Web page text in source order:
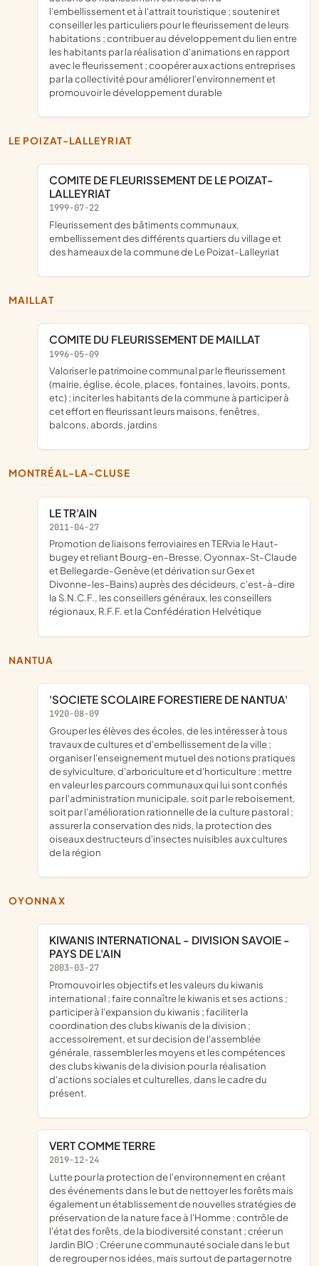
l'embellissement et à l'attrait touristique ; soutenir et
conseiller les particuliers pour le fleurissement de leurs
habitations ; contribuer au développement du lien entre
les habitants par la réalisation d'animations en rapport
avec le fleurissement ; coopérer aux actions entreprises
par la collectivité pour améliorer l'environnement et
promouvoir le développement durable
LE POIZAT-LALLEYRIAT
COMITE DE FLEURISSEMENT DE LE POIZAT-
LALLEYRIAT
1999-07-22
fleurissement des bâtiments communaux,
embellissement des différents quartiers du village et
des hameaux de la commune de Le Poizat-Lalleyriat
MAILLAT
COMITE DU FLEURISSEMENT DE MAILLAT
1996-05-09
valoriser le patrimoine communal par le fleurissement
(mairie, église, école, places, fontaines, lavoirs, ponts,
etc) ; inciter les habitants de la commune à participer à
cet effort en fleurissant leurs maisons, fenêtres,
balcons, abords, jardins
MONTRÉAL-LA-CLUSE
LE TR'AIN
2011-04-27
promotion de liaisons ferroviaires en TERvia le Haut-
bugey et reliant Bourg-en-Bresse, Oyonnax-St-Claude
et Bellegarde-Genève (et dérivation sur Gex et
Divonne-les-Bains) auprès des décideurs, c'est-à-dire
la S.N.C.F., les conseillers généraux, les conseillers
régionaux, R.F.F. et la Confédération Helvétique
NANTUA
'SOCIETE SCOLAIRE FORESTIERE DE NANTUA'
1920-08-09
grouper les élèves des écoles, de les intéresser à tous
travaux de cultures et d'embellissement de la ville ;
organiser l'enseignement mutuel des notions pratiques
de sylviculture, d'arboriculture et d'horticulture ; mettre
en valeur les parcours communaux qui lui sont confiés
par l'administration municipale, soit par le reboisement,
soit par l'amélioration rationnelle de la culture pastoral ;
assurer la conservation des nids, la protection des
oiseaux destructeurs d'insectes nuisibles aux cultures
de la région
OYONNAX
KIWANIS INTERNATIONAL - DIVISION SAVOIE -
PAYS DE L'AIN
2003-03-27
promouvoir les objectifs et les valeurs du kiwanis
international ; faire connaître le kiwanis et ses actions ;
participer à l'expansion du kiwanis ; faciliter la
coordination des clubs kiwanis de la division ;
accessoirement, et sur decision de l'assemblée
générale, rassembler les moyens et les compétences
des clubs kiwanis de la division pour la réalisation
d'actions sociales et culturelles, dans le cadre du
présent.
VERT COMME TERRE
2019-12-24
lutte pour la protection de l'environnement en créant
des événements dans le but de nettoyer les forêts mais
également un établissement de nouvelles stratégies de
préservation de la nature face à l'Homme ; contrôle de
l'état des forêts, de la biodiversité constant ; créer un
Jardin BIO ; Créer une communauté sociale dans le but
de regrouper nos idées, mais surtout de partager notre